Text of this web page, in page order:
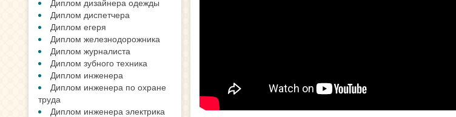
Диплом дизайнера одежды
Диплом диспетчера
Диплом егеря
Диплом железнодорожника
Диплом журналиста
Диплом зубного техника
Диплом инженера
Диплом инженера по охране
труда
Диплом инженера электрика